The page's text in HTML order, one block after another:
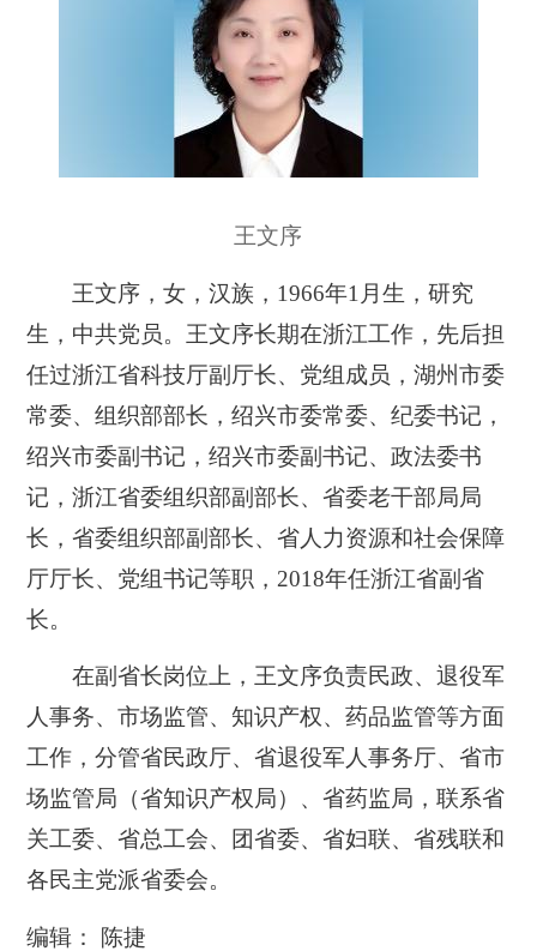
王文序
王文序，女，汉族，1966年1月生，研究
生，中共党员。王文序长期在浙江工作，先后担
任过浙江省科技厅副厅长、党组成员，湖州市委
常委、组织部部长，绍兴市委常委、纪委书记，
绍兴市委副书记，绍兴市委副书记、政法委书
记，浙江省委组织部副部长、省委老干部局局
长，省委组织部副部长、省人力资源和社会保障
厅厅长、党组书记等职，2018年任浙江省副省
长。
在副省长岗位上，王文序负责民政、退役军
人事务、市场监管、知识产权、药品监管等方面
工作，分管省民政厅、省退役军人事务厅、省市
场监管局（省知识产权局）、省药监局，联系省
关工委、省总工会、团省委、省妇联、省残联和
各民主党派省委会。
编辑： 陈捷